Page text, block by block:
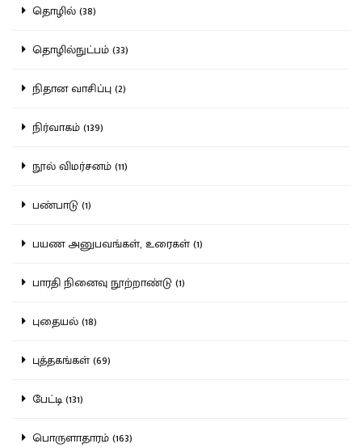
தொழில் (38)
தொழில்நுட்பம் (33)
நிதான வாசிப்பு (2)
நிர்வாகம் (139)
நூல் விமர்சனம் (11)
பண்பாடு (1)
பயண அனுபவங்கள், உரைகள் (1)
பாரதி நினைவு நூற்றாண்டு (1)
புதையல் (18)
புத்தகங்கள் (69)
பேட்டி (131)
பொருளாதாரம் (163)